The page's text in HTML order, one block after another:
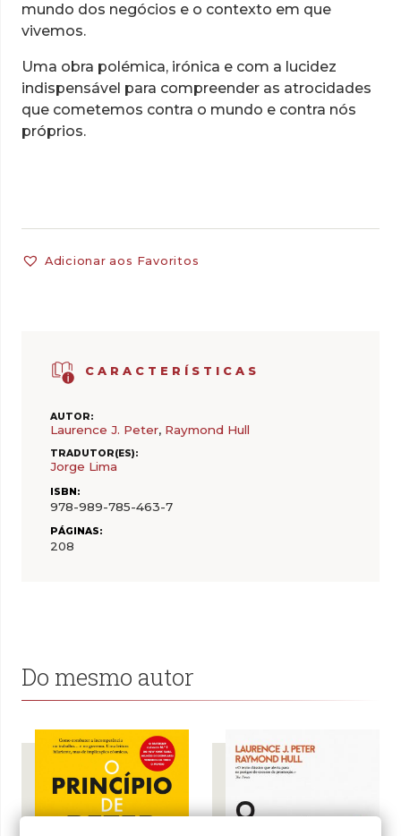
CARACTERÍSTICAS
AUTOR:
Laurence J. Peter, Raymond Hull
TRADUTOR(ES):
Jorge Lima
ISBN:
978-989-785-463-7
PÁGINAS:
208
mundo dos negócios e o contexto em que
vivemos.
Uma obra polémica, irónica e com a lucidez
indispensável para compreender as atrocidades
que cometemos contra o mundo e contra nós
próprios.
Adicionar aos Favoritos
Do mesmo autor